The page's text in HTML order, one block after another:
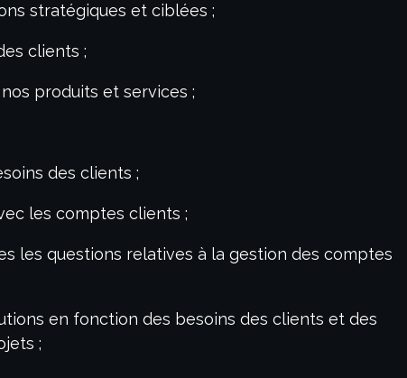
stratégiques et ciblées ;
clients ;
produits et services ;
des clients ;
les comptes clients ;
les questions relatives à la gestion des comptes
en fonction des besoins des clients et des
;